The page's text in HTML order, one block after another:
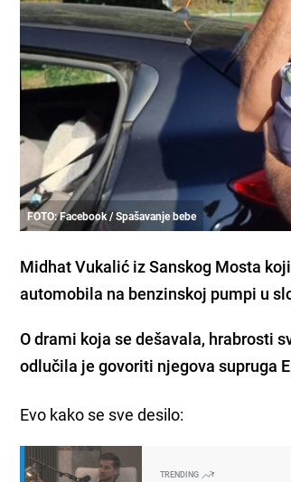
FOTO: Facebook / Spašavanje bebe
Midhat Vukalić iz Sanskog Mosta
automobila na benzinskoj pumpi u
O drami koja se dešavala, hrabrosti
odlučila je govoriti njegova supruga
Evo kako se sve desilo:
TRENDING